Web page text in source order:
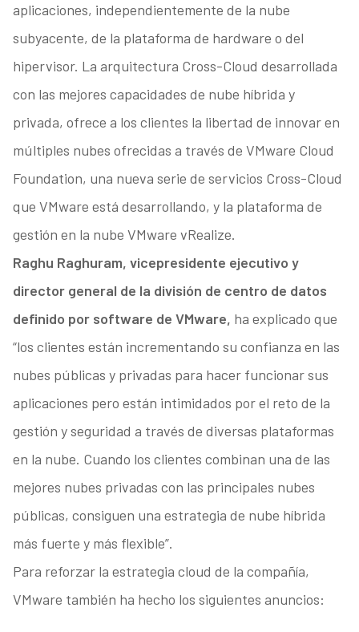
aplicaciones, independientemente de la nube
subyacente, de la plataforma de hardware o del
hipervisor. La arquitectura Cross-Cloud desarrollada
con las mejores capacidades de nube híbrida y
privada, ofrece a los clientes la libertad de innovar en
múltiples nubes ofrecidas a través de VMware Cloud
Foundation, una nueva serie de servicios Cross-Cloud
que VMware está desarrollando, y la plataforma de
gestión en la nube VMware vRealize.
Raghu Raghuram, vicepresidente ejecutivo y
director general de la división de centro de datos
definido por software de VMware, ha explicado que
“los clientes están incrementando su confianza en las
nubes públicas y privadas para hacer funcionar sus
aplicaciones pero están intimidados por el reto de la
gestión y seguridad a través de diversas plataformas
en la nube. Cuando los clientes combinan una de las
mejores nubes privadas con las principales nubes
públicas, consiguen una estrategia de nube híbrida
más fuerte y más flexible”.
Para reforzar la estrategia cloud de la compañía,
VMware también ha hecho los siguientes anuncios: